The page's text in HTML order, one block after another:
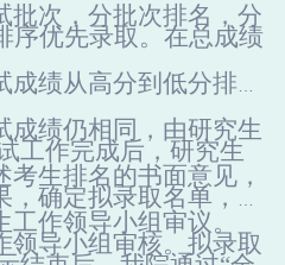
批次，分批次排名，分
序优先录取。在总成绩
成绩从高分到低分排
成绩仍相同，由研究生
生排名的书面意见，
作领导小组审议。
工作完成后，研究生
确定拟录取名单，报
领导小组审核。拟录取